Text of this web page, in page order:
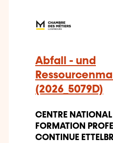
Abfall - und
(2026_5079D)
CENTRE NATIONAL
FORMATION
CONTINUE